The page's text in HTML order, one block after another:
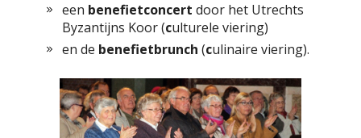
een benefietconcert door het Utrechts
Byzantijns Koor (culturele viering)
en de benefietbrunch(culinaire viering).